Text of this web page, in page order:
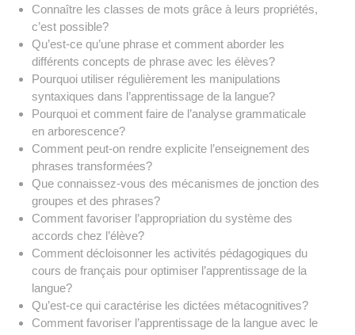
Connaître les classes de mots grâce à leurs propriétés,
c’est possible?
Qu’est-ce qu’une phrase et comment aborder les
différents concepts de phrase avec les élèves?
Pourquoi utiliser régulièrement les manipulations
syntaxiques dans l’apprentissage de la langue?
Pourquoi et comment faire de l’analyse grammaticale
en arborescence?
Comment peut-on rendre explicite l’enseignement des
phrases transformées?
Que connaissez-vous des mécanismes de jonction des
groupes et des phrases?
Comment favoriser l’appropriation du système des
accords chez l’élève?
Comment décloisonner les activités pédagogiques du
cours de français pour optimiser l’apprentissage de la
langue?
Qu’est-ce qui caractérise les dictées métacognitives?
Comment favoriser l’apprentissage de la langue avec le